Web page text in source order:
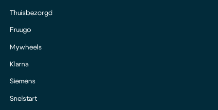
Thuisbezorgd
Fruugo
Mywheels
Klarna
Siemens
Snelstart